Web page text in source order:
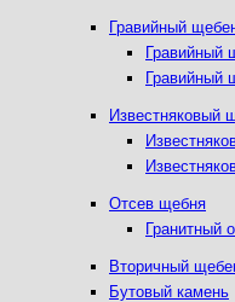
Гравийный
Гравийный
Гравийный
Известняковый
Отсев щебня
Гранитный
Вторичный
Бутовый камень